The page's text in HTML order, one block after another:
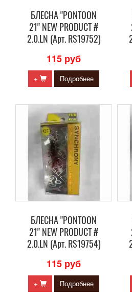
БЛЕСНА "PONTOON
21" NEW PRODUCT #
2.0.LN (Арт. RS19752)
115 руб
+ Подробнее
БЛЕСНА "PONTOON
21" NEW PRODUCT #
2.0.LN (Арт. RS19754)
115 руб
+ Подробнее